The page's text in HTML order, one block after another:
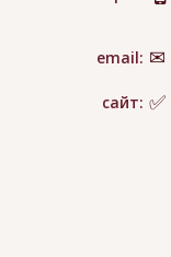
email:
сайт: